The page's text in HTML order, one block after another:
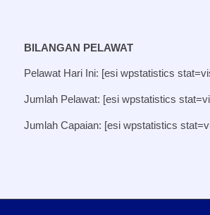
BILANGAN PELAWAT
Pelawat Hari Ini: [esi wpstatistics
Jumlah Pelawat: [esi wpstatistics
Jumlah Capaian: [esi wpstatistics